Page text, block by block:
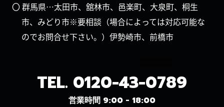
〇 群馬県…太田市、舘林市、邑楽町、大泉町、桐生
市、みどり市※要相談（場合によっては対応可能な
のでお問合せ下さい。）伊勢崎市、前橋市
TEL. 0120-43-0789
営業時間 9:00 - 18:00